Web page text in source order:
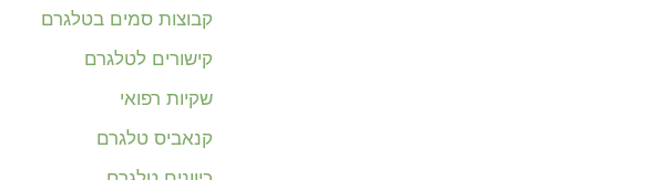
קבוצות סמים בטלגרם
קישורים לטלגרם
שקיות רפואי
קנאביס טלגרם